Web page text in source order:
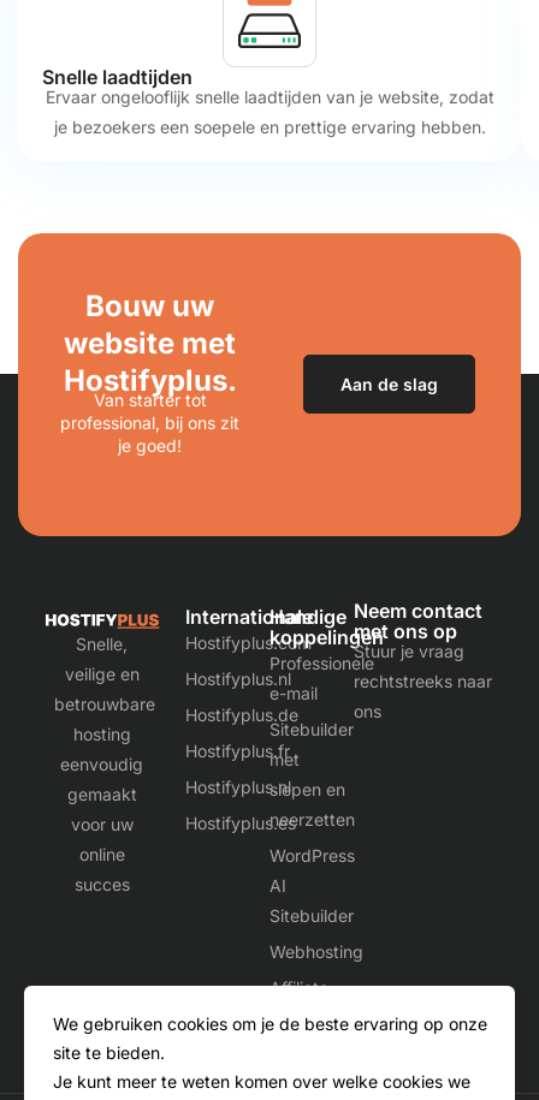
Snelle laadtijden
Ervaar ongelooflijk snelle laadtijden van je website, zodat
je bezoekers een soepele en prettige ervaring hebben.
Bouw uw
website met
Hostifyplus.
Van starter tot
professional, bij ons zit
je goed!
Aan de slag
Snelle,
veilige en
betrouwbare
hosting
eenvoudig
gemaakt
voor uw
online
succes
Internationale
Hostifyplus.com
Hostifyplus.nl
Hostifyplus.de
Hostifyplus.fr
Hostifyplus.nl
Hostifyplus.es
Handige
koppelingen
Professionele
e-mail
Sitebuilder
met
slepen en
neerzetten
WordPress
AI
Sitebuilder
Webhosting
Affiliate
Neem contact
met ons op
Stuur je vraag
rechtstreeks naar
ons
We gebruiken cookies om je de beste ervaring op onze
site te bieden.
Je kunt meer te weten komen over welke cookies we